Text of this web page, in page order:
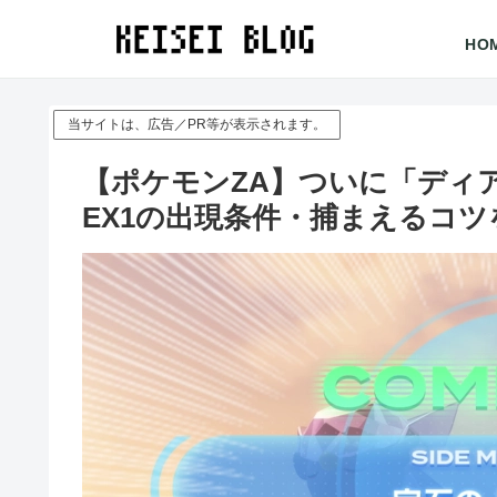
当サイトは、広告／PR等が表示されます。
【ポケモンZA】ついに「デ
EX1の出現条件・捕まえるコツ